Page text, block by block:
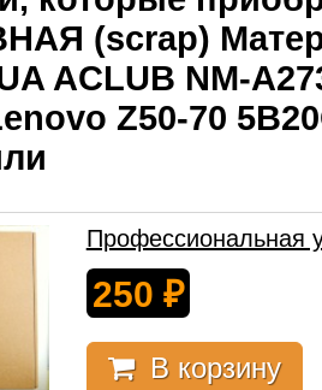
(scrap)
ACLUB NM-
Z50-70
Профессиональная
250 ₽
В корзину